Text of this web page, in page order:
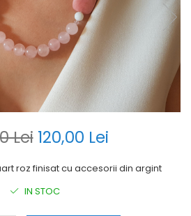
Lei 120,00 Lei
roz finisat cu accesorii din argint
IN STOC